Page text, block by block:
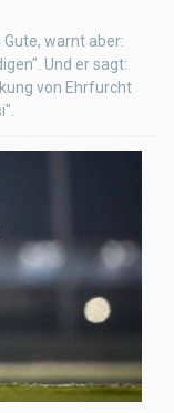
warnt aber:
Und er sagt:
von Ehrfurcht